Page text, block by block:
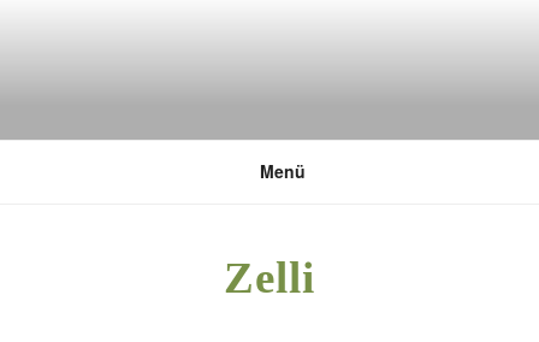
DEUTSCHE UMWELTSTIFTUNG
Menü
Zelli